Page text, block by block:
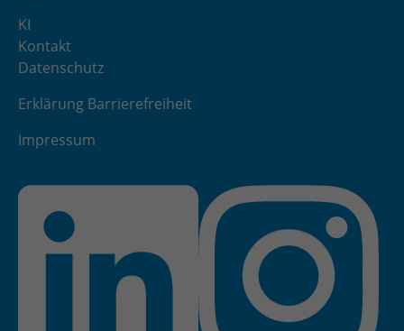
KI
Kontakt
Datenschutz
Erklärung Barrierefreiheit
Impressum